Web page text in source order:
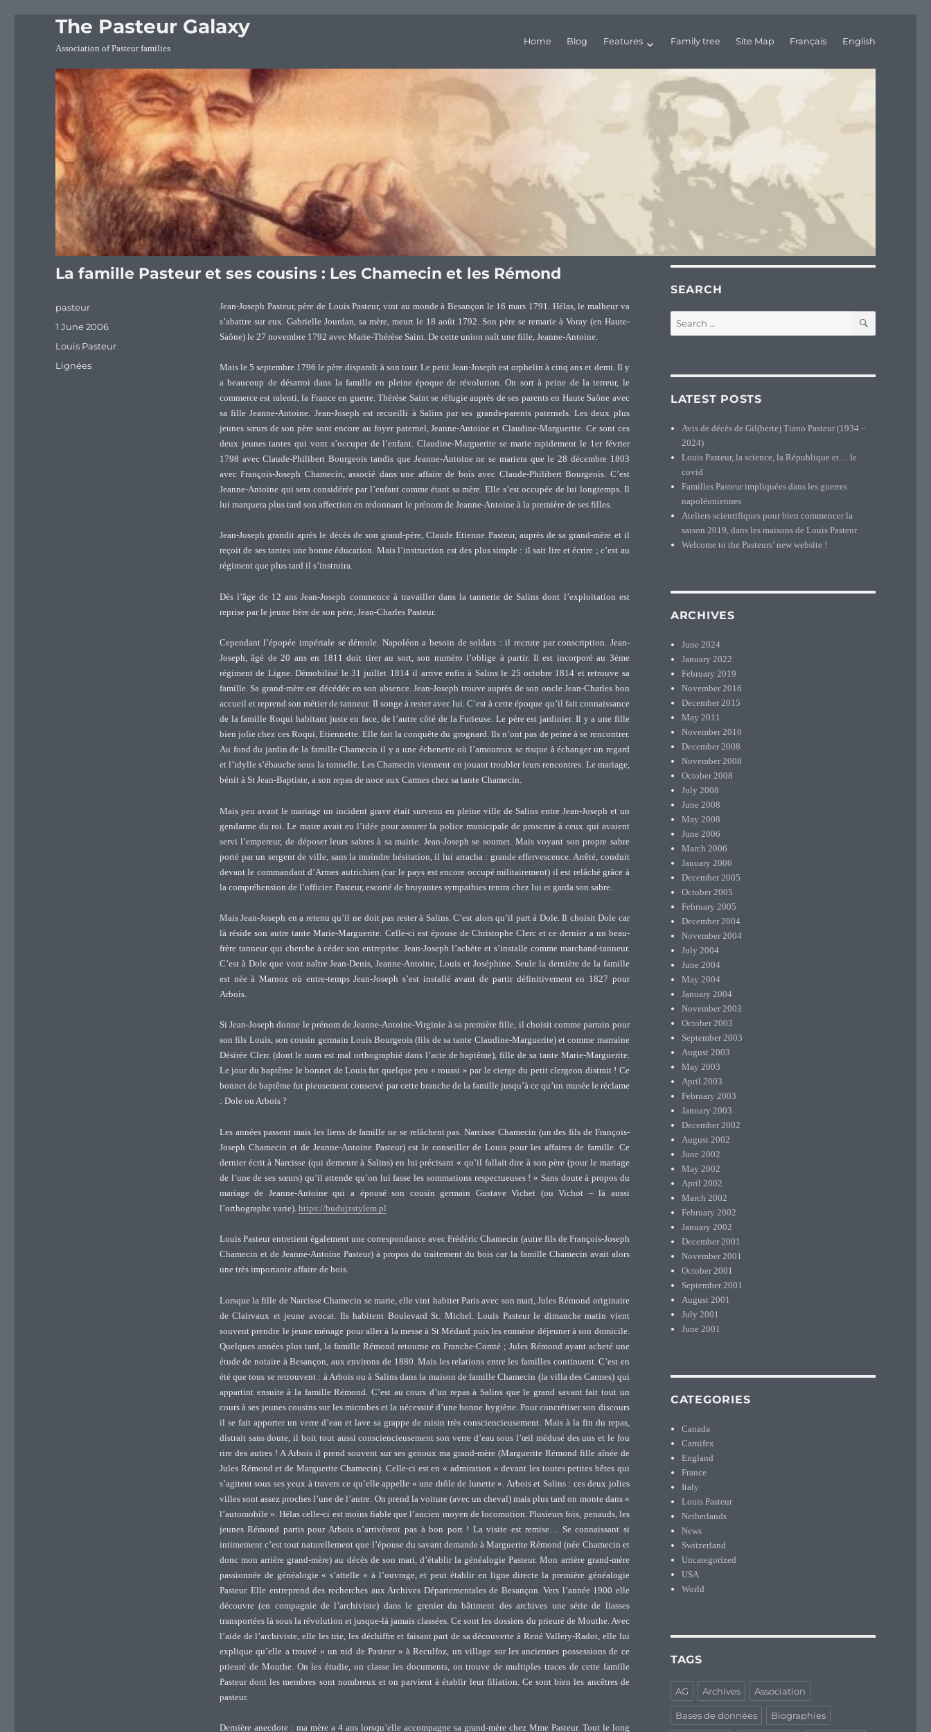
The Pasteur Galaxy
Association of Pasteur families
Home Blog Features Family tree Site Map Français English
La famille Pasteur et ses cousins : Les Chamecin et les Rémond
Jean-Joseph Pasteur, père de Louis Pasteur, vint au monde à Besançon le 16 mars 1791. Hélas, le malheur va
s’abattre sur eux. Gabrielle Jourdan, sa mère, meurt le 18 août 1792. Son père se remarie à Voray (en Haute-
Saône) le 27 novembre 1792 avec Marie-Thérèse Saint. De cette union naît une fille, Jeanne-Antoine.
Mais le 5 septembre 1796 le père disparaît à son tour. Le petit Jean-Joseph est orphelin à cinq ans et demi. Il y
a beaucoup de désarroi dans la famille en pleine époque de révolution. On sort à peine de la terreur, le
commerce est ralenti, la France en guerre. Thérèse Saint se réfugie auprès de ses parents en Haute Saône avec
sa fille Jeanne-Antoine. Jean-Joseph est recueilli à Salins par ses grands-parents paternels. Les deux plus
jeunes sœurs de son père sont encore au foyer paternel, Jeanne-Antoine et Claudine-Marguerite. Ce sont ces
deux jeunes tantes qui vont s’occuper de l’enfant. Claudine-Marguerite se marie rapidement le 1er février
1798 avec Claude-Philibert Bourgeois tandis que Jeanne-Antoine ne se mariera que le 28 décembre 1803
avec François-Joseph Chamecin, associé dans une affaire de bois avec Claude-Philibert Bourgeois. C’est
Jeanne-Antoine qui sera considérée par l’enfant comme étant sa mère. Elle s’est occupée de lui longtemps. Il
lui marquera plus tard son affection en redonnant le prénom de Jeanne-Antoine à la première de ses filles.
Jean-Joseph grandit après le décès de son grand-père, Claude Etienne Pasteur, auprès de sa grand-mère et il
reçoit de ses tantes une bonne éducation. Mais l’instruction est des plus simple : il sait lire et écrire ; c’est au
régiment que plus tard il s’instruira.
Dès l’âge de 12 ans Jean-Joseph commence à travailler dans la tannerie de Salins dont l’exploitation est
reprise par le jeune frère de son père, Jean-Charles Pasteur.
Cependant l’épopée impériale se déroule. Napoléon a besoin de soldats : il recrute par conscription. Jean-
Joseph, âgé de 20 ans en 1811 doit tirer au sort, son numéro l’oblige à partir. Il est incorporé au 3ème
régiment de Ligne. Démobilisé le 31 juillet 1814 il arrive enfin à Salins le 25 octobre 1814 et retrouve sa
famille. Sa grand-mère est décédée en son absence. Jean-Joseph trouve auprès de son oncle Jean-Charles bon
accueil et reprend son métier de tanneur. Il songe à rester avec lui. C’est à cette époque qu’il fait connaissance
de la famille Roqui habitant juste en face, de l’autre côté de la Furieuse. Le père est jardinier. Il y a une fille
bien jolie chez ces Roqui, Etiennette. Elle fait la conquête du grognard. Ils n’ont pas de peine à se rencontrer.
Au fond du jardin de la famille Chamecin il y a une échenette où l’amoureux se risque à échanger un regard
et l’idylle s’ébauche sous la tonnelle. Les Chamecin viennent en jouant troubler leurs rencontres. Le mariage,
bénit à St Jean-Baptiste, a son repas de noce aux Carmes chez sa tante Chamecin.
Mais peu avant le mariage un incident grave était survenu en pleine ville de Salins entre Jean-Joseph et un
gendarme du roi. Le maire avait eu l’idée pour assurer la police municipale de proscrire à ceux qui avaient
servi l’empereur, de déposer leurs sabres à sa mairie. Jean-Joseph se soumet. Mais voyant son propre sabre
porté par un sergent de ville, sans la moindre hésitation, il lui arracha : grande effervescence. Arrêté, conduit
devant le commandant d’Armes autrichien (car le pays est encore occupé militairement) il est relâché grâce à
la compréhension de l’officier. Pasteur, escorté de bruyantes sympathies rentra chez lui et garda son sabre.
Mais Jean-Joseph en a retenu qu’il ne doit pas rester à Salins. C’est alors qu’il part à Dole. Il choisit Dole car
là réside son autre tante Marie-Marguerite. Celle-ci est épouse de Christophe Clerc et ce dernier a un beau-
frère tanneur qui cherche à céder son entreprise. Jean-Joseph l’achète et s’installe comme marchand-tanneur.
C’est à Dole que vont naître Jean-Denis, Jeanne-Antoine, Louis et Joséphine. Seule la dernière de la famille
est née à Marnoz où entre-temps Jean-Joseph s’est installé avant de partir définitivement en 1827 pour
Arbois.
Si Jean-Joseph donne le prénom de Jeanne-Antoine-Virginie à sa première fille, il choisit comme parrain pour
son fils Louis, son cousin germain Louis Bourgeois (fils de sa tante Claudine-Marguerite) et comme marraine
Désirée Clerc (dont le nom est mal orthographié dans l’acte de baptême), fille de sa tante Marie-Marguerite.
Le jour du baptême le bonnet de Louis fut quelque peu « roussi » par le cierge du petit clergeon distrait ! Ce
bonnet de baptême fut pieusement conservé par cette branche de la famille jusqu’à ce qu’un musée le réclame
: Dole ou Arbois ?
Les années passent mais les liens de famille ne se relâchent pas. Narcisse Chamecin (un des fils de François-
Joseph Chamecin et de Jeanne-Antoine Pasteur) est le conseiller de Louis pour les affaires de famille. Ce
dernier écrit à Narcisse (qui demeure à Salins) en lui précisant « qu’il fallait dire à son père (pour le mariage
de l’une de ses sœurs) qu’il attende qu’on lui fasse les sommations respectueuses ! » Sans doute à propos du
mariage de Jeanne-Antoine qui a épousé son cousin germain Gustave Vichet (ou Vichot – là aussi
l’orthographe varie). https://budujzstylem.pl
Louis Pasteur entretient également une correspondance avec Frédéric Chamecin (autre fils de François-Joseph
Chamecin et de Jeanne-Antoine Pasteur) à propos du traitement du bois car la famille Chamecin avait alors
une très importante affaire de bois.
Lorsque la fille de Narcisse Chamecin se marie, elle vint habiter Paris avec son mari, Jules Rémond originaire
de Clairvaux et jeune avocat. Ils habitent Boulevard St. Michel. Louis Pasteur le dimanche matin vient
souvent prendre le jeune ménage pour aller à la messe à St Médard puis les emmène déjeuner à son domicile.
Quelques années plus tard, la famille Rémond retourne en Franche-Comté ; Jules Rémond ayant acheté une
étude de notaire à Besançon, aux environs de 1880. Mais les relations entre les familles continuent. C’est en
été que tous se retrouvent : à Arbois ou à Salins dans la maison de famille Chamecin (la villa des Carmes) qui
appartint ensuite à la famille Rémond. C’est au cours d’un repas à Salins que le grand savant fait tout un
cours à ses jeunes cousins sur les microbes et la nécessité d’une bonne hygiène. Pour concrétiser son discours
il se fait apporter un verre d’eau et lave sa grappe de raisin très consciencieusement. Mais à la fin du repas,
distrait sans doute, il boit tout aussi consciencieusement son verre d’eau sous l’œil médusé des uns et le fou
rire des autres ! A Arbois il prend souvent sur ses genoux ma grand-mère (Marguerite Rémond fille aînée de
Jules Rémond et de Marguerite Chamecin). Celle-ci est en « admiration » devant les toutes petites bêtes qui
s’agitent sous ses yeux à travers ce qu’elle appelle « une drôle de lunette ». Arbois et Salins : ces deux jolies
villes sont assez proches l’une de l’autre. On prend la voiture (avec un cheval) mais plus tard on monte dans «
l’automobile ». Hélas celle-ci est moins fiable que l’ancien moyen de locomotion. Plusieurs fois, penauds, les
jeunes Rémond partis pour Arbois n’arrivèrent pas à bon port ! La visite est remise… Se connaissant si
intimement c’est tout naturellement que l’épouse du savant demande à Marguerite Rémond (née Chamecin et
donc mon arrière grand-mère) au décès de son mari, d’établir la généalogie Pasteur. Mon arrière grand-mère
passionnée de généalogie « s’attelle » à l’ouvrage, et peut établir en ligne directe la première généalogie
Pasteur. Elle entreprend des recherches aux Archives Départementales de Besançon. Vers l’année 1900 elle
découvre (en compagnie de l’archiviste) dans le grenier du bâtiment des archives une série de liasses
transportées là sous la révolution et jusque-là jamais classées. Ce sont les dossiers du prieuré de Mouthe. Avec
l’aide de l’archiviste, elle les trie, les déchiffre et faisant part de sa découverte à René Vallery-Radot, elle lui
explique qu’elle a trouvé « un nid de Pasteur » à Reculfoz, un village sur les anciennes possessions de ce
prieuré de Mouthe. On les étudie, on classe les documents, on trouve de multiples traces de cette famille
Pasteur dont les membres sont nombreux et on parvient à établir leur filiation. Ce sont bien les ancêtres de
pasteur.
Dernière anecdote : ma mère a 4 ans lorsqu’elle accompagne sa grand-mère chez Mme Pasteur. Tout le long
Author
pasteur
Posted
1 June 2006
Categories
Louis Pasteur
Tags
Lignées
SEARCH
for:
SEARCH
LATEST POSTS
Avis de décès de Gil(berte) Tiano Pasteur (1934 –
2024)
Louis Pasteur, la science, la République et… le
covid
Familles Pasteur impliquées dans les guerres
napoléoniennes
Ateliers scientifiques pour bien commencer la
saison 2019, dans les maisons de Louis Pasteur
Welcome to the Pasteurs’ new website !
ARCHIVES
June 2024
January 2022
February 2019
November 2016
December 2015
May 2011
November 2010
December 2008
November 2008
October 2008
July 2008
June 2008
May 2008
June 2006
March 2006
January 2006
December 2005
October 2005
February 2005
December 2004
November 2004
July 2004
June 2004
May 2004
January 2004
November 2003
October 2003
September 2003
August 2003
May 2003
April 2003
February 2003
January 2003
December 2002
August 2002
June 2002
May 2002
April 2002
March 2002
February 2002
January 2002
December 2001
November 2001
October 2001
September 2001
August 2001
July 2001
June 2001
CATEGORIES
Canada
Carnifex
England
France
Italy
Louis Pasteur
Netherlands
News
Switzerland
Uncategorized
USA
World
TAGS
AG Archives Association
Bases de données Biographies